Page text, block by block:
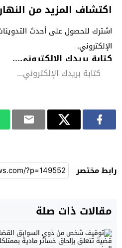
اكتشاف المزيد من
اشترك للحصول على أحدث
الإلكتروني.
كتابة بريدك الإلكتروني...
رابط مختصر
مقالات ذات صلة